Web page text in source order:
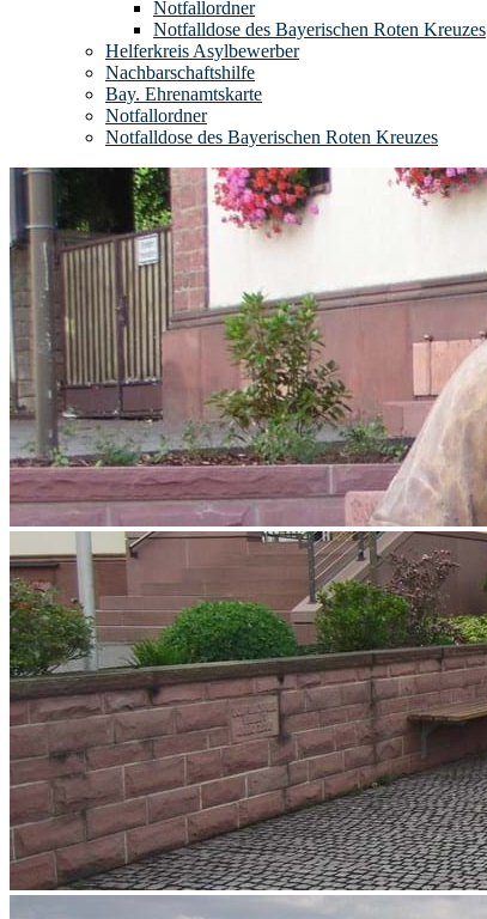
Notfallordner
Notfalldose des Bayerischen Roten Kreuzes
Helferkreis Asylbewerber
Nachbarschaftshilfe
Bay. Ehrenamtskarte
Notfallordner
Notfalldose des Bayerischen Roten Kreuzes